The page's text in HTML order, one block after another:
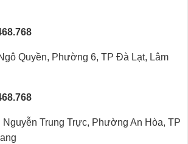
Quyền, Phường 6, TP Đà Lạt, Lâm
Nguyễn Trung Trực, Phường An Hòa, TP